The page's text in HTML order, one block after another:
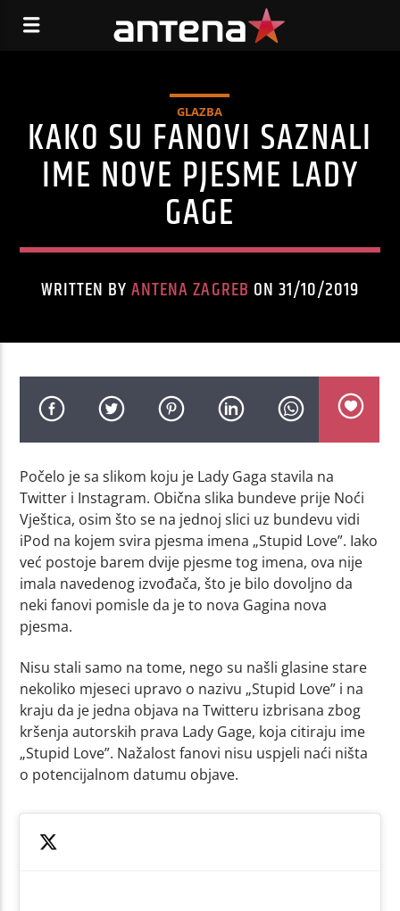
GLAZBA
KAKO SU FANOVI SAZNALI
IME NOVE PJESME LADY
GAGE
WRITTEN BYANTENA ZAGREB ON 31/10/2019
Počelo je sa slikom koju je Lady Gaga stavila na
Twitter i Instagram. Obična slika bundeve prije Noći
Vještica, osim što se na jednoj slici uz bundevu vidi
iPod na kojem svira pjesma imena „Stupid Love”. Iako
već postoje barem dvije pjesme tog imena, ova nije
imala navedenog izvođača, što je bilo dovoljno da
neki fanovi pomisle da je to nova Gagina nova
pjesma.
Nisu stali samo na tome, nego su našli glasine stare
nekoliko mjeseci upravo o nazivu „Stupid Love” i na
kraju da je jedna objava na Twitteru izbrisana zbog
kršenja autorskih prava Lady Gage, koja citiraju ime
„Stupid Love”. Nažalost fanovi nisu uspjeli naći ništa
o potencijalnom datumu objave.